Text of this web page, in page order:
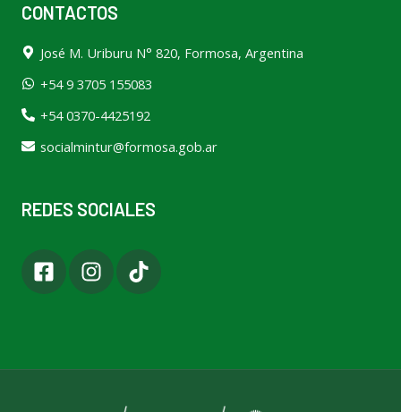
CONTACTOS
José M. Uriburu N° 820, Formosa, Argentina
+54 9 3705 155083
+54 0370-4425192
socialmintur@formosa.gob.ar
REDES SOCIALES